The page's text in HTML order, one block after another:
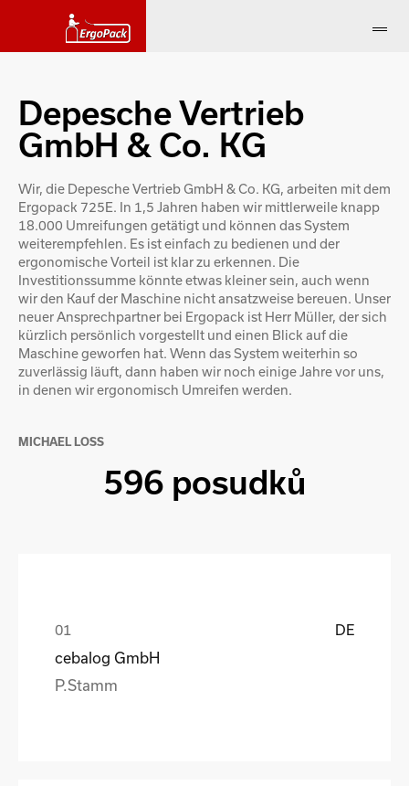
Depesche Vertrieb
GmbH & Co. KG
Wir, die Depesche Vertrieb GmbH & Co. KG, arbeiten mit dem
Ergopack 725E. In 1,5 Jahren haben wir mittlerweile knapp
18.000 Umreifungen getätigt und können das System
weiterempfehlen. Es ist einfach zu bedienen und der
ergonomische Vorteil ist klar zu erkennen. Die
Investitionssumme könnte etwas kleiner sein, auch wenn
wir den Kauf der Maschine nicht ansatzweise bereuen. Unser
neuer Ansprechpartner bei Ergopack ist Herr Müller, der sich
kürzlich persönlich vorgestellt und einen Blick auf die
Maschine geworfen hat. Wenn das System weiterhin so
zuverlässig läuft, dann haben wir noch einige Jahre vor uns,
in denen wir ergonomisch Umreifen werden.
MICHAEL LOSS
596 posudků
DE
cebalog GmbH
P.Stamm